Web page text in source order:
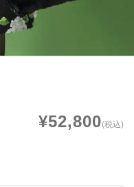
¥52,800(税込)